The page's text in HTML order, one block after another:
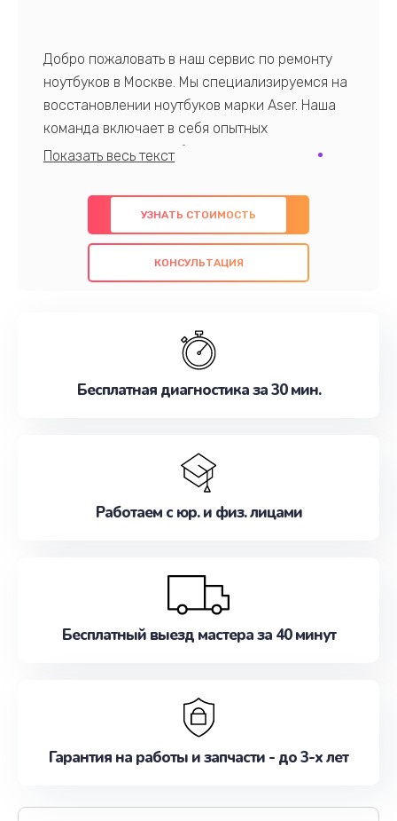
Добро пожаловать в наш сервис по ремонту
ноутбуков в Москве. Мы специализируемся на
восстановлении ноутбуков марки Aser. Наша
команда включает в себя опытных
профессионалов с обширными знаниями и
предлагаем быстрый и качественный ремонт с
использованием оригинальных компонентов, а
также гарантируем качество всех
проведенных работ. Наша цель - предоставить
наилучшим образом. Не медлите записаться на
УЗНАТЬ СТОИМОСТЬ
КОНСУЛЬТАЦИЯ
Бесплатная диагностика за 30 мин.
Работаем с юр. и физ. лицами
Бесплатный выезд мастера за 40 минут
Гарантия на работы и запчасти - до 3-х лет